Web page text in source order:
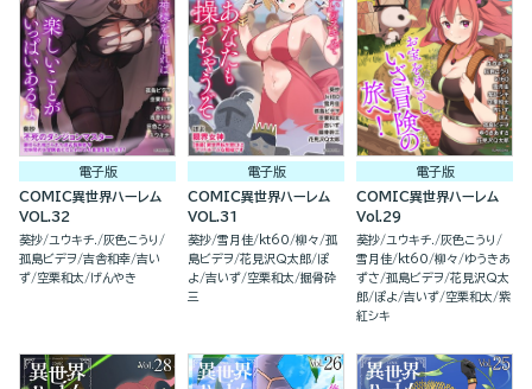
電子版
COMIC異世界ハーレム
VOL.32
葵抄 ユウキチ. 灰色こうり
孤島ビデヲ 吉舎和幸 吉い
ず 空栗和太 げんやき
電子版
COMIC異世界ハーレム
VOL.31
葵抄 雪月佳 kt60 柳々 孤
島ビデヲ 花見沢Q太郎 ぽ
よ 吉いず 空栗和太 掘骨砕
三
電子版
COMIC異世界ハーレム
Vol.29
葵抄 ユウキチ. 灰色こうり
雪月佳
kt60 柳々
ゆうきあ
ずさ 孤島ビデヲ 花見沢Q太
郎 ぽよ 吉いず 空栗和太 紫
紅シキ